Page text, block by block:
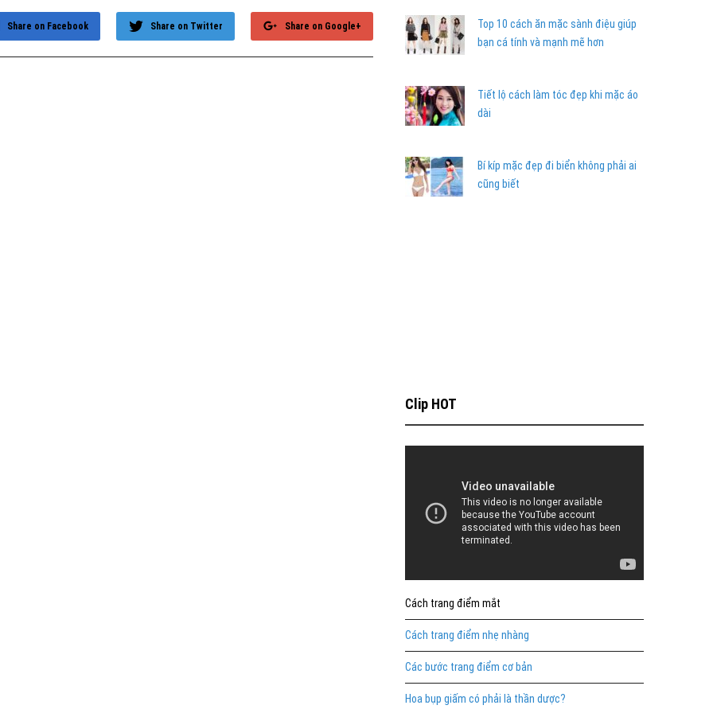
Share on Google+
Share on Twitter
Share on Facebook
Top 10 cách ăn mặc sành điệu giúp
bạn cá tính và mạnh mẽ hơn
Tiết lộ cách làm tóc đẹp khi mặc áo
dài
Bí kíp mặc đẹp đi biển không phải ai
cũng biết
Clip HOT
Cách trang điểm mắt
Cách trang điểm nhẹ nhàng
Các bước trang điểm cơ bản
Hoa bụp giấm có phải là thần dược?